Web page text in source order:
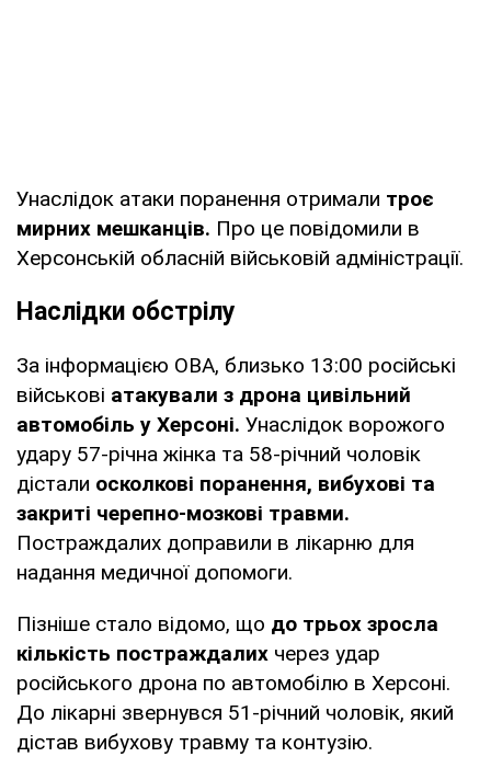
Унаслідок атаки поранення отримали троє
мирних мешканців. Про це повідомили в
Херсонській обласній військовій адміністрації.
Наслідки обстрілу
За інформацією ОВА, близько 13:00 російські
військові атакували з дрона цивільний
автомобіль у Херсоні. Унаслідок ворожого
удару 57-річна жінка та 58-річний чоловік
дістали осколкові поранення, вибухові та
закриті черепно-мозкові травми.
Постраждалих доправили в лікарню для
надання медичної допомоги.
Пізніше стало відомо, що до трьох зросла
кількість постраждалих через удар
російського дрона по автомобілю в Херсоні.
До лікарні звернувся 51-річний чоловік, який
дістав вибухову травму та контузію.